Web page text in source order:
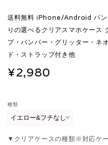
送料無料 iPhone/Android パン
りの選べるクリアスマホケース
プ・バンパー・グリッター・ネ
ド・ストラップ付き他
¥2,980
種類
▼クリアケースの種類※対応ケ